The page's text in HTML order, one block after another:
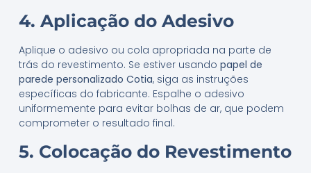
4. Aplicação do Adesivo
Aplique o adesivo ou cola apropriada na parte de
trás do revestimento. Se estiver usando papel de
parede personalizado Cotia, siga as instruções
específicas do fabricante. Espalhe o adesivo
uniformemente para evitar bolhas de ar, que podem
comprometer o resultado final.
5. Colocação do Revestimento